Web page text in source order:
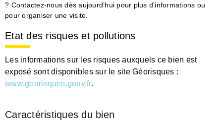
? Contactez-nous dès aujourd’hui pour plus d’informations ou
pour organiser une visite.
Etat des risques et pollutions
Les informations sur les risques auxquels ce bien est
exposé sont disponibles sur le site Géorisques :
www.georisques.gouv.fr.
Caractéristiques du bien